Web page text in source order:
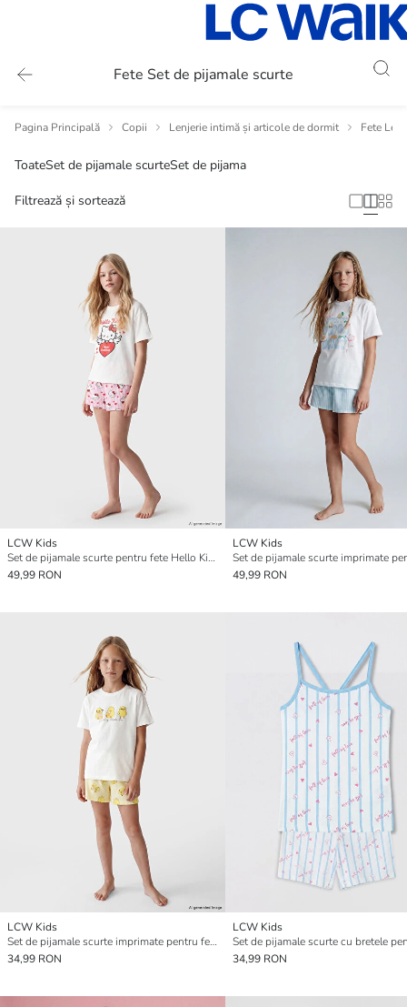
Fete Set de pijamale scurte
Pagina Principală Copii Lenjerie intimă și articole de dormit Fete
ToateSet de pijamale scurteSet de pijama
Filtrează și sortează
LCW Kids
Set de pijamale scurte pentru fete Hello Kitty imprimat
49,99 RON
LCW Kids
49,99 RON
LCW Kids
Set de pijamale scurte imprimate pentru fete
34,99 RON
LCW Kids
Set de pijamale scurte cu bretele
34,99 RON